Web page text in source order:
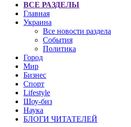
ВСЕ РАЗДЕЛЫ
Главная
Украина
Все новости раздела
События
Политика
Город
Мир
Бизнес
Спорт
Lifestyle
Шоу-биз
Наука
БЛОГИ ЧИТАТЕЛЕЙ